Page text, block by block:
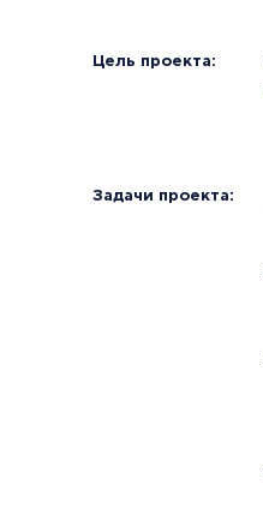
Цель проекта:
Задачи проекта: